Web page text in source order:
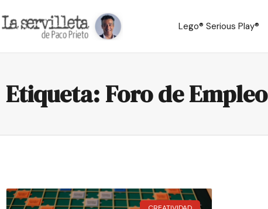
Lego® Serious Play®
Etiqueta: Foro de Empleo